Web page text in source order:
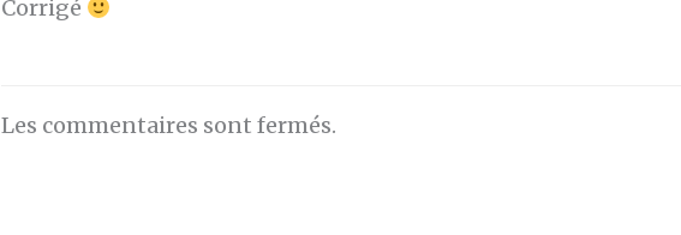
Corrigé
Les commentaires sont fermés.